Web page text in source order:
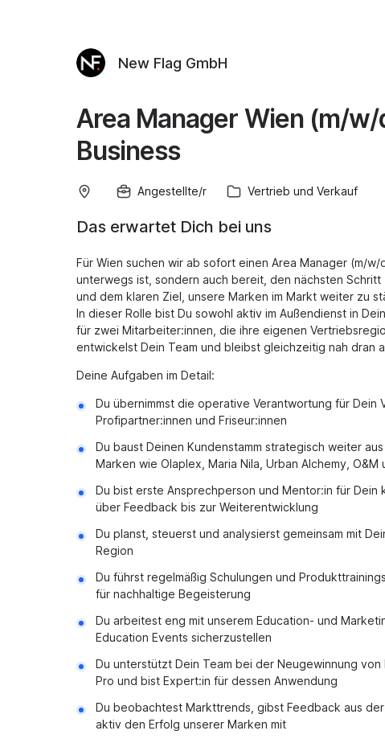
New Flag GmbH
Area Manager Wien (m/
Business
Angestellte/r Vertrieb und Verkauf
Das erwartet Dich bei uns
Für Wien suchen wir ab sofort einen Area Manager (m/
unterwegs ist, sondern auch bereit, den nächsten
und dem klaren Ziel, unsere Marken im Markt weiter zu
In dieser Rolle bist Du sowohl aktiv im Außendienst in
für zwei Mitarbeiter:innen, die ihre eigenen
entwickelst Dein Team und bleibst gleichzeitig nah dran
Deine Aufgaben im Detail:
Du übernimmst die operative Verantwortung für
Profipartner:innen und Friseur:innen
Du baust Deinen Kundenstamm strategisch weiter
Marken wie Olaplex, Maria Nila, Urban Alchemy, O&M
Du bist erste Ansprechperson und Mentor:in für
über Feedback bis zur Weiterentwicklung
Du planst, steuerst und analysierst gemeinsam mit
Region
Du führst regelmäßig Schulungen und
für nachhaltige Begeisterung
Du arbeitest eng mit unserem Education- und
Education Events sicherzustellen
Du unterstützt Dein Team bei der Neugewinnung
Pro und bist Expert:in für dessen Anwendung
Du beobachtest Markttrends, gibst Feedback aus
aktiv den Erfolg unserer Marken mit